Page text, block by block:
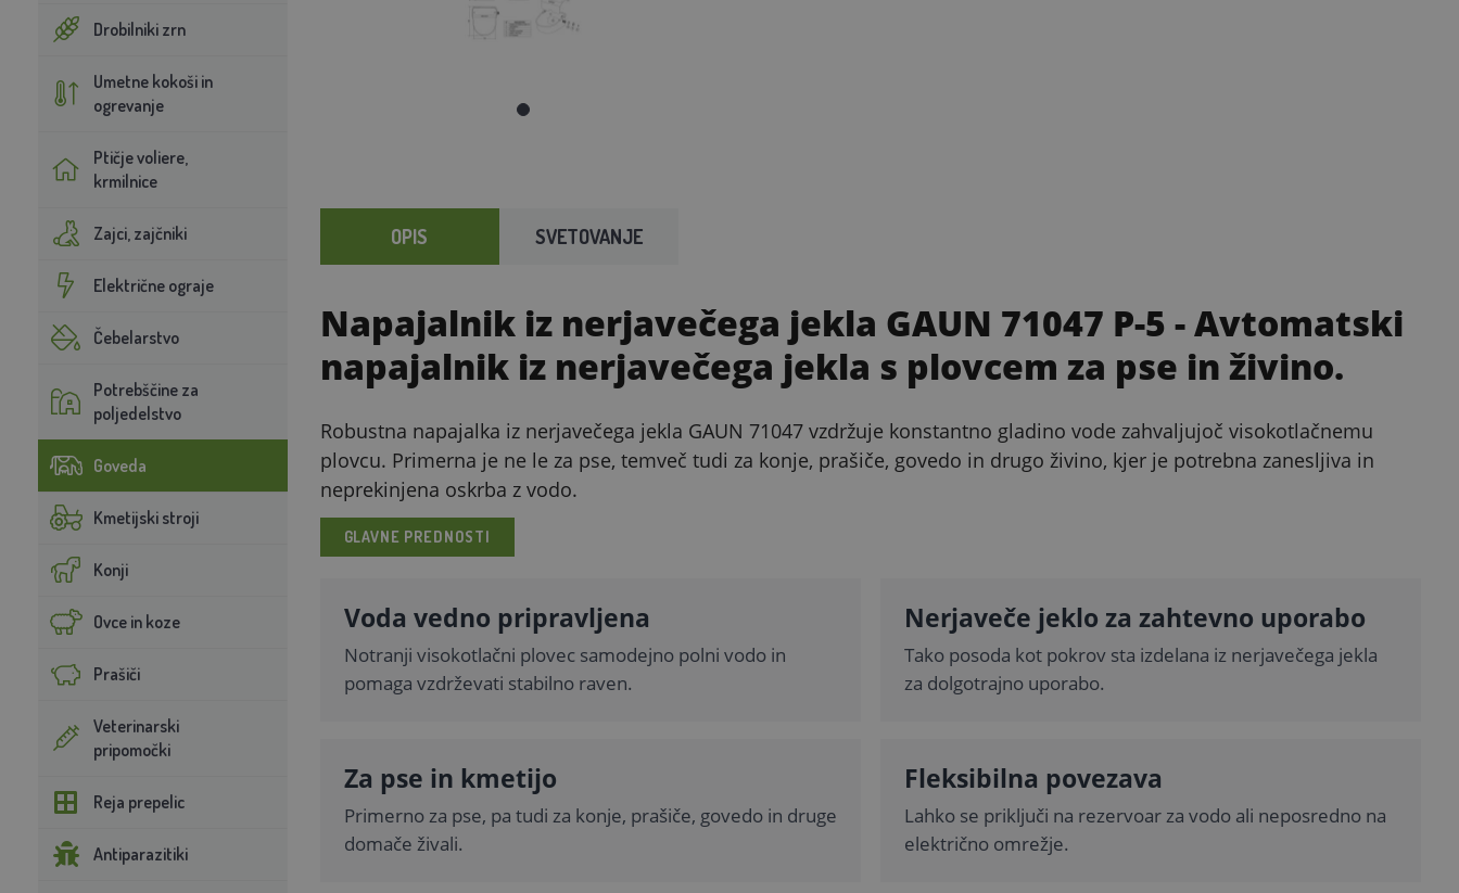
Drobilniki zrn
Umetne kokoši in
ogrevanje
Ptičje voliere,
krmilnice
Zajci, zajčniki
Električne ograje
Čebelarstvo
Potrebščine za
poljedelstvo
Goveda
Kmetijski stroji
Konji
Ovce in koze
Prašiči
Veterinarski
pripomočki
Reja prepelic
Antiparazitiki
OPIS SVETOVANJE
Napajalnik iz nerjavečega jekla GAUN 71047 P-5 - Avtomatski
napajalnik iz nerjavečega jekla s plovcem za pse in živino.
Robustna napajalka iz nerjavečega jekla GAUN 71047 vzdržuje konstantno gladino vode zahvaljujoč visokotlačnemu
plovcu. Primerna je ne le za pse, temveč tudi za konje, prašiče, govedo in drugo živino, kjer je potrebna zanesljiva in
neprekinjena oskrba z vodo.
GLAVNE PREDNOSTI
Voda vedno pripravljena
Notranji visokotlačni plovec samodejno polni vodo in
pomaga vzdrževati stabilno raven.
Nerjaveče jeklo za zahtevno uporabo
Tako posoda kot pokrov sta izdelana iz nerjavečega jekla
za dolgotrajno uporabo.
Za pse in kmetijo
Primerno za pse, pa tudi za konje, prašiče, govedo in druge
domače živali.
Fleksibilna povezava
Lahko se priključi na rezervoar za vodo ali neposredno na
električno omrežje.